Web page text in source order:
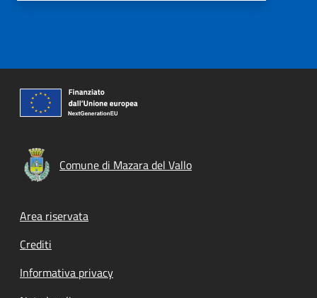
Comune di Mazara del Vallo
Footer menu
Area riservata
Crediti
Informativa privacy